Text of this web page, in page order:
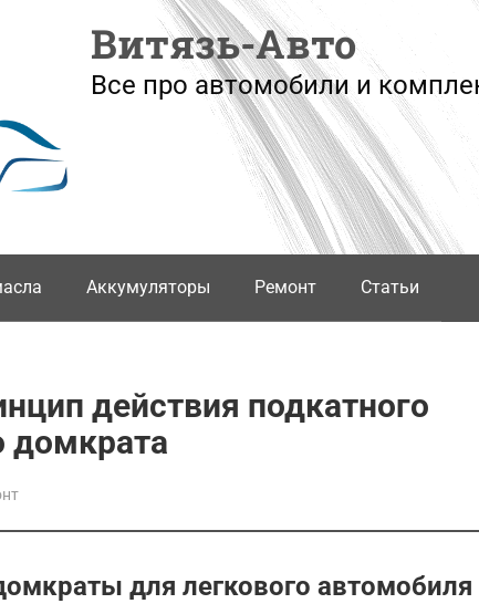
Витязь-Авто
Все про автомобили и
Аккумуляторы Ремонт Статьи
действия подкатного
домкрата
для легкового автомобиля